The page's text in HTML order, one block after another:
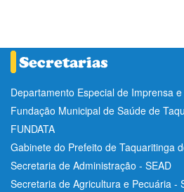
Departamento Especial de Imprensa
Fundação Municipal de Saúde de
FUNDATA
Gabinete do Prefeito de Taquaritinga
Secretaria de Administração - SEAD
Secretaria de Agricultura e Pecuária -